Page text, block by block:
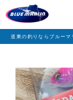
道東の釣りならブルー